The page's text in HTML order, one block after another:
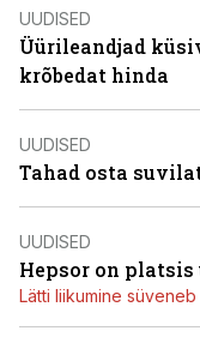
UUDISED
Üürileandjad
krõbedat hinda
UUDISED
Tahad osta
UUDISED
Hepsor on
Lätti liikumine süveneb